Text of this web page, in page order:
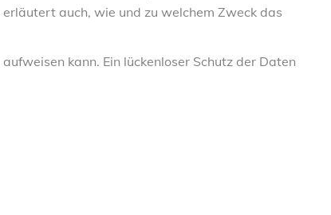
auch, wie und zu welchem Zweck das
kann. Ein lückenloser Schutz der Daten